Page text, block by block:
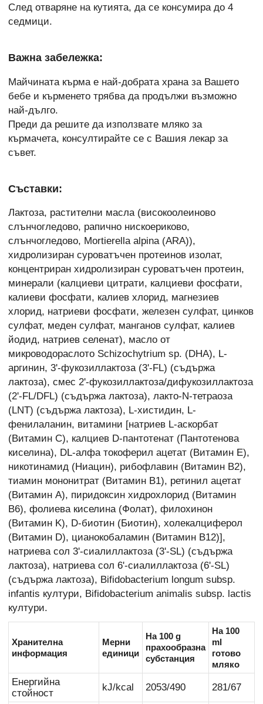
След отваряне на кутията, да се консумира до 4
седмици.
Важна забележка:
Майчината кърма е най-добрата храна за Вашето
бебе и кърменето трябва да продължи възможно
най-дълго.
Преди да решите да използвате мляко за
кърмачета, консултирайте се с Вашия лекар за
съвет.
Съставки:
Лактоза, растителни масла (високоолеиново
слънчогледово, рапично нискоериково,
слънчогледово, Mortierella alpina (ARA)),
хидролизиран суроватъчен протеинов изолат,
концентриран хидролизиран суроватъчен протеин,
минерали (калциеви цитрати, калциеви фосфати,
калиеви фосфати, калиев хлорид, магнезиев
хлорид, натриеви фосфати, железен сулфат, цинков
сулфат, меден сулфат, манганов сулфат, калиев
йодид, натриев селенат), масло от
микроводораслото Schizochytrium sp. (DHA), L-
аргинин, 3'-фукозиллактоза (3'-FL) (съдържа
лактоза), смес 2'-фукозиллактоза/дифукозиллактоза
(2'-FL/DFL) (съдържа лактоза), лакто-N-тетраоза
(LNT) (съдържа лактоза), L-хистидин, L-
фенилаланин, витамини [натриев L-аскорбат
(Витамин C), калциев D-пантотенат (Пантотенова
киселина), DL-алфа токоферил ацетат (Витамин E),
никотинамид (Ниацин), рибофлавин (Витамин B2),
тиамин мононитрат (Витамин B1), ретинил ацетат
(Витамин A), пиридоксин хидрохлорид (Витамин
B6), фолиева киселина (Фолат), филохинон
(Витамин K), D-биотин (Биотин), холекалциферол
(Витамин D), цианокобаламин (Витамин B12)],
натриева сол 3'-сиалиллактоза (3'-SL) (съдържа
лактоза), натриева сол 6'-сиалиллактоза (6'-SL)
(съдържа лактоза), Bifidobacterium longum subsp.
infantis култури, Bifidobacterium animalis subsp. lactis
култури.
Хранителна
информация
Мерни
единици
На 100 g
прахообразна
субстанция
На 100
ml
готово
мляко
Енергийна
стойност
kJ/kcal 2053/490 281/67